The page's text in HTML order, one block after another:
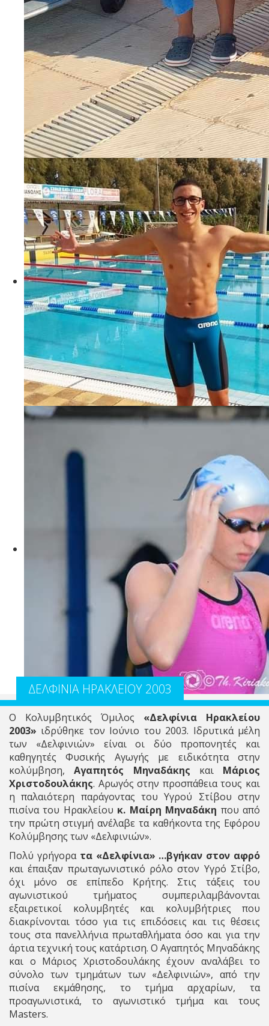
ΔΕΛΦΙΝΙΑ ΗΡΑΚΛΕΙΟΥ 2003
Ο Κολυμβητικός Όμιλος «Δελφίνια Ηρακλείου
2003» ιδρύθηκε τον Ιούνιο του 2003. Ιδρυτικά μέλη
των «Δελφινιών» είναι οι δύο προπονητές και
καθηγητές Φυσικής Αγωγής με ειδικότητα στην
κολύμβηση,Αγαπητός Μηναδάκης και Μάριος
Χριστοδουλάκης. Αρωγός στην προσπάθεια τους και
η παλαιότερη παράγοντας του Υγρού Στίβου στην
πισίνα του Ηρακλείου κ. Μαίρη Μηναδάκη που από
την πρώτη στιγμή ανέλαβε τα καθήκοντα της Εφόρου
Κολύμβησης των «Δελφινιών».
Πολύ γρήγορα τα «Δελφίνια» …βγήκαν στον αφρό
και έπαιξαν πρωταγωνιστικό ρόλο στον Υγρό Στίβο,
όχι μόνο σε επίπεδο Κρήτης. Στις τάξεις του
αγωνιστικού τμήματος συμπεριλαμβάνονται
εξαιρετικοί κολυμβητές και κολυμβήτριες που
διακρίνονται τόσο για τις επιδόσεις και τις θέσεις
τους στα πανελλήνια πρωταθλήματα όσο και για την
άρτια τεχνική τους κατάρτιση. Ο Αγαπητός Μηναδάκης
και ο Μάριος Χριστοδουλάκης έχουν αναλάβει το
σύνολο των τμημάτων των «Δελφινιών», από την
πισίνα εκμάθησης, το τμήμα αρχαρίων, τα
προαγωνιστικά, το αγωνιστικό τμήμα και τους
Masters.